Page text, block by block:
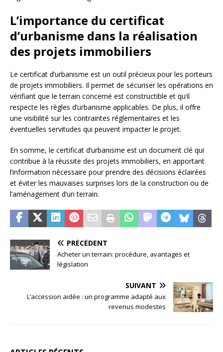
L’importance du certificat
d’urbanisme dans la réalisation
des projets immobiliers
Le certificat d’urbanisme est un outil précieux pour les porteurs
de projets immobiliers. Il permet de sécuriser les opérations en
vérifiant que le terrain concerné est constructible et qu’il
respecte les règles d’urbanisme applicables. De plus, il offre
une visibilité sur les contraintes réglementaires et les
éventuelles servitudes qui peuvent impacter le projet.
En somme, le certificat d’urbanisme est un document clé qui
contribue à la réussite des projets immobiliers, en apportant
l’information nécessaire pour prendre des décisions éclairées
et éviter les mauvaises surprises lors de la construction ou de
l’aménagement d’un terrain.
PRÉCÉDENT
Acheter un terrain: procédure, avantages et
législation
SUIVANT
L’accession aidée : un programme adapté aux
revenus modestes